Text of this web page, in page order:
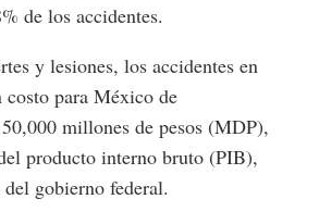
de los accidentes.
y lesiones, los accidentes en
costo para México de
millones de pesos (MDP),
producto interno bruto (PIB),
gobierno federal.